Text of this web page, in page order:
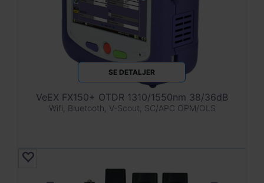
SE DETALJER
VeEX FX150+ OTDR 1310/1550nm 38/36dB
Wifi, Bluetooth, V-Scout, SC/APC OPM/OLS